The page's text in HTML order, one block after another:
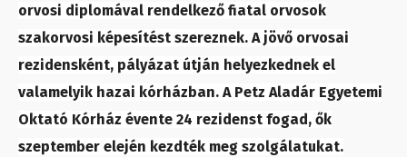
orvosi diplomával rendelkező fiatal orvosok
szakorvosi képesítést szereznek. A jövő orvosai
rezidensként, pályázat útján helyezkednek el
valamelyik hazai kórházban. A Petz Aladár Egyetemi
Oktató Kórház évente 24 rezidenst fogad, ők
szeptember elején kezdték meg szolgálatukat.